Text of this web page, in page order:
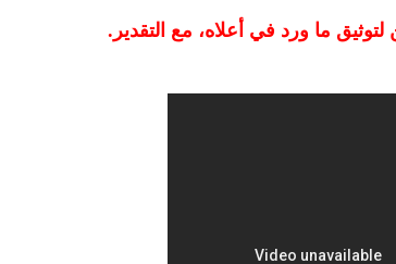
ما ورد في أعلاه، مع التقدير.